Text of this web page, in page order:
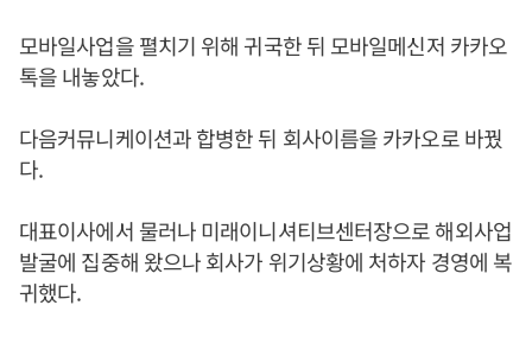
모바일사업을 펼치기 위해 귀국한 뒤 모바일메신저 카카오
톡을 내놓았다.
다음커뮤니케이션과 합병한 뒤 회사이름을 카카오로 바꿨
다.
대표이사에서 물러나 미래이니셔티브센터장으로 해외사업
발굴에 집중해 왔으나 회사가 위기상황에 처하자 경영에 복
귀했다.